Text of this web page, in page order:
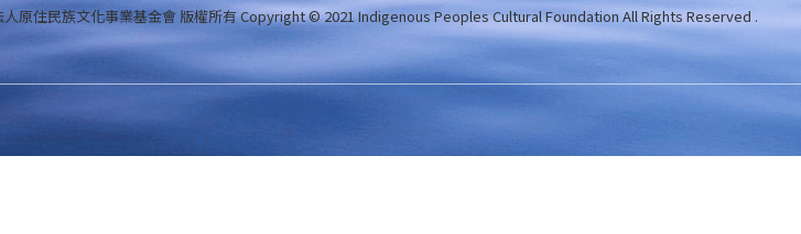
人原住民族文化事業基金會 版權所有Copyright © 2021 Indigenous Peoples Cultural Foundation All Rights Reserved .